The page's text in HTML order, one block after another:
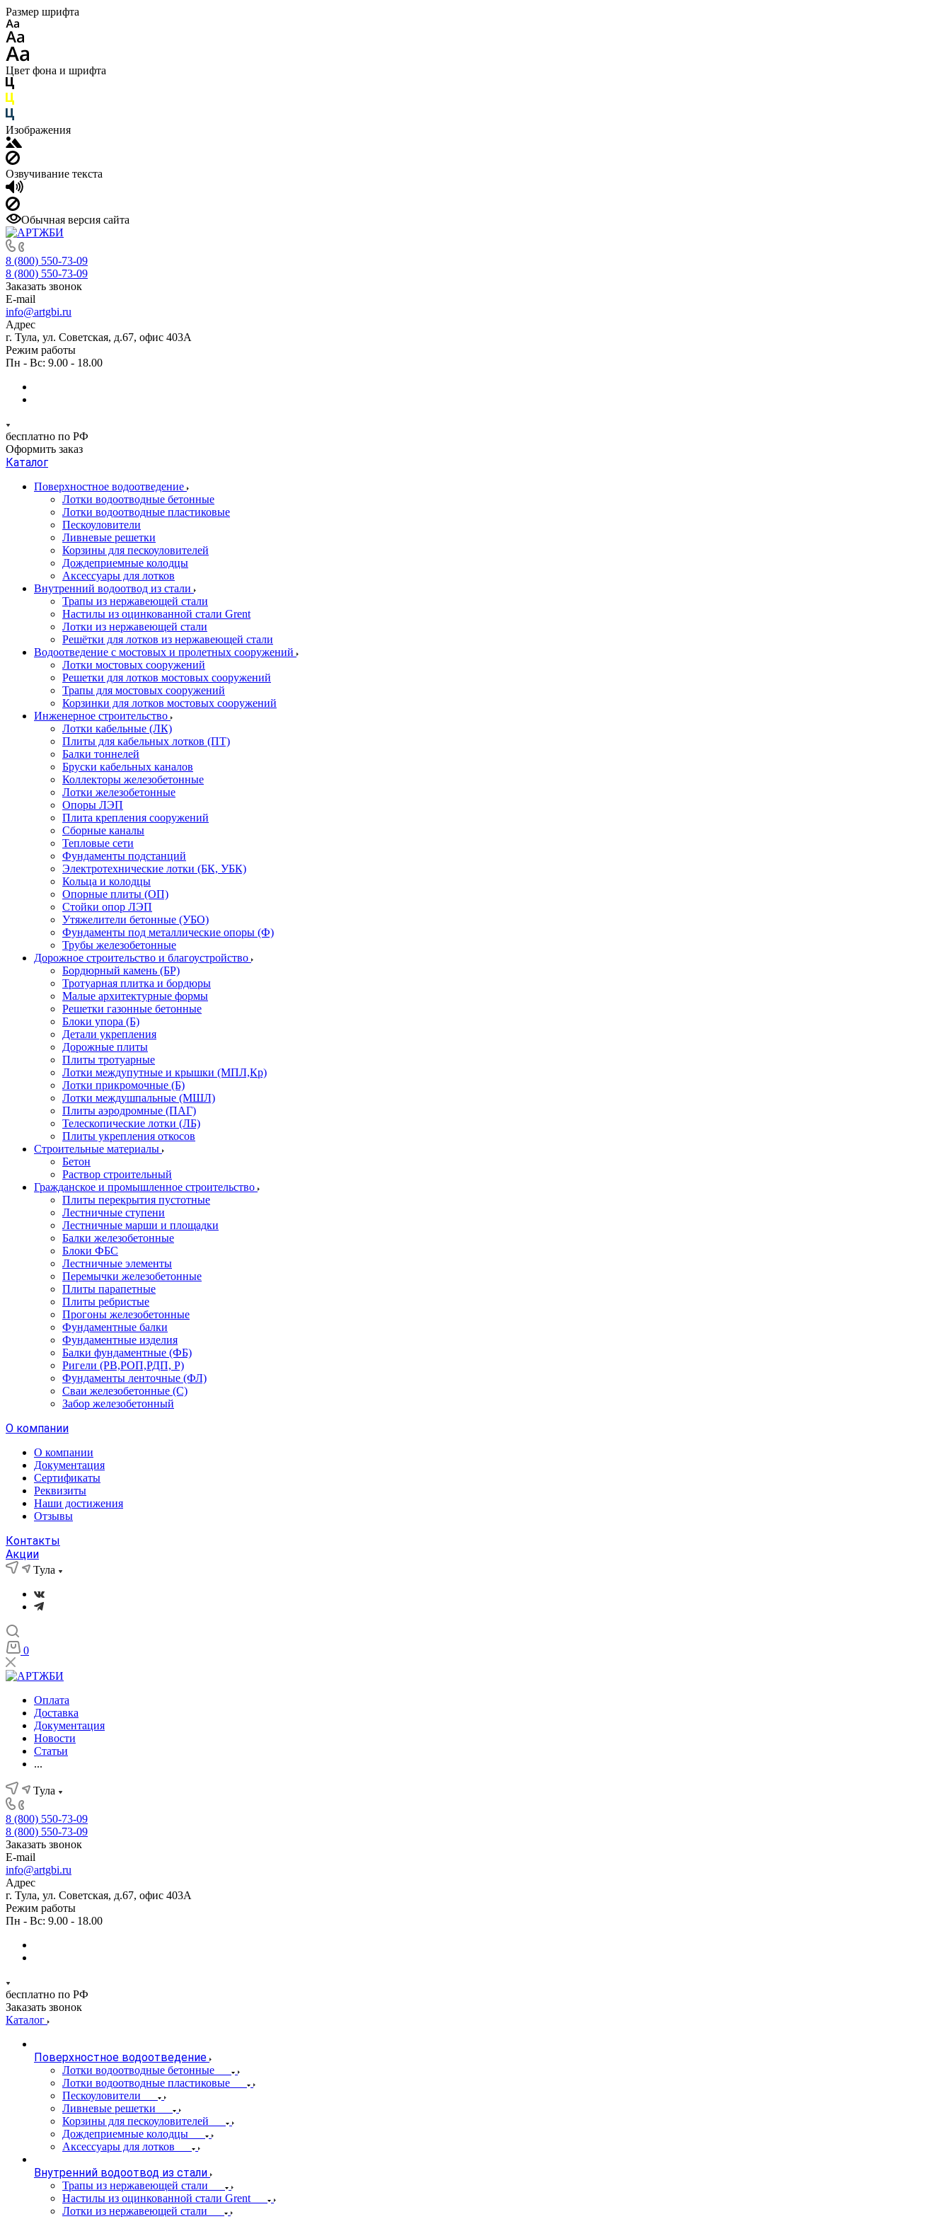
Размер шрифта
Цвет фона и шрифта
Изображения
Озвучивание текста
Обычная версия сайта
8 (800) 550-73-09
8 (800) 550-73-09
Заказать звонок
E-mail
info@artgbi.ru
Адрес
г. Тула, ул. Советская, д.67, офис 403А
Режим работы
Пн - Вс: 9.00 - 18.00
бесплатно по РФ
Оформить заказ
Каталог
Поверхностное водоотведение
Лотки водоотводные бетонные
Лотки водоотводные пластиковые
Пескоуловители
Ливневые решетки
Корзины для пескоуловителей
Дождеприемные колодцы
Аксессуары для лотков
Внутренний водоотвод из стали
Трапы из нержавеющей стали
Настилы из оцинкованной стали Grent
Лотки из нержавеющей стали
Решётки для лотков из нержавеющей стали
Водоотведение с мостовых и пролетных сооружений
Лотки мостовых сооружений
Решетки для лотков мостовых сооружений
Трапы для мостовых сооружений
Корзинки для лотков мостовых сооружений
Инженерное строительство
Лотки кабельные (ЛК)
Плиты для кабельных лотков (ПТ)
Балки тоннелей
Бруски кабельных каналов
Коллекторы железобетонные
Лотки железобетонные
Опоры ЛЭП
Плита крепления сооружений
Сборные каналы
Тепловые сети
Фундаменты подстанций
Электротехнические лотки (БК, УБК)
Кольца и колодцы
Опорные плиты (ОП)
Стойки опор ЛЭП
Утяжелители бетонные (УБО)
Фундаменты под металлические опоры (Ф)
Трубы железобетонные
Дорожное строительство и благоустройство
Бордюрный камень (БР)
Тротуарная плитка и бордюры
Малые архитектурные формы
Решетки газонные бетонные
Блоки упора (Б)
Детали укрепления
Дорожные плиты
Плиты тротуарные
Лотки междупутные и крышки (МПЛ,Кр)
Лотки прикромочные (Б)
Лотки междушпальные (МШЛ)
Плиты аэродромные (ПАГ)
Телескопические лотки (ЛБ)
Плиты укрепления откосов
Строительные материалы
Бетон
Раствор строительный
Гражданское и промышленное строительство
Плиты перекрытия пустотные
Лестничные ступени
Лестничные марши и площадки
Балки железобетонные
Блоки ФБС
Лестничные элементы
Перемычки железобетонные
Плиты парапетные
Плиты ребристые
Прогоны железобетонные
Фундаментные балки
Фундаментные изделия
Балки фундаментные (ФБ)
Ригели (РВ,РОП,РДП, Р)
Фундаменты ленточные (ФЛ)
Сваи железобетонные (С)
Забор железобетонный
О компании
О компании
Документация
Сертификаты
Реквизиты
Наши достижения
Отзывы
Контакты
Акции
Тула
0
Оплата
Доставка
Документация
Новости
Статьи
...
Тула
8 (800) 550-73-09
8 (800) 550-73-09
Заказать звонок
E-mail
info@artgbi.ru
Адрес
г. Тула, ул. Советская, д.67, офис 403А
Режим работы
Пн - Вс: 9.00 - 18.00
бесплатно по РФ
Заказать звонок
Каталог
Поверхностное водоотведение
Лотки водоотводные бетонные
Лотки водоотводные пластиковые
Пескоуловители
Ливневые решетки
Корзины для пескоуловителей
Дождеприемные колодцы
Аксессуары для лотков
Внутренний водоотвод из стали
Трапы из нержавеющей стали
Настилы из оцинкованной стали Grent
Лотки из нержавеющей стали